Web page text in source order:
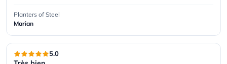
Planters of Steel
Marian
5.0